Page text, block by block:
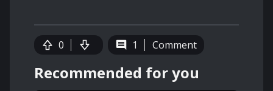
0 1 Comment
Recommended for you